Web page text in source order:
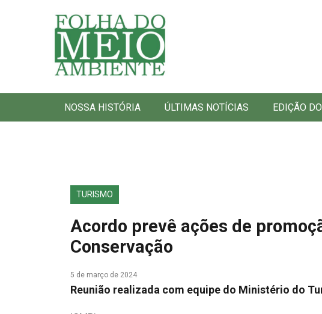
Folha do Meio Ambiente
NOSSA HISTÓRIA ÚLTIMAS NOTÍCIAS EDIÇÃO
TURISMO
Acordo prevê ações de
Conservação
5 de março de 2024
Reunião realizada com equipe do Ministério do